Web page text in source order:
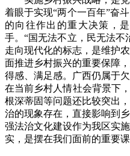
着眼于实现“两个一百年”奋
的向往作出的重大决策，
手。“国无法不立，民无法不
走向现代化的标志，是维护
面推进乡村振兴的重要保障
得感、满足感。广西仍属于
在当前乡村人情社会背景下
根深蒂固等问题还比较突出
治的现象存在，直接影响到
强法治文化建设作为我区实
实，是摆在我们面前的重要课